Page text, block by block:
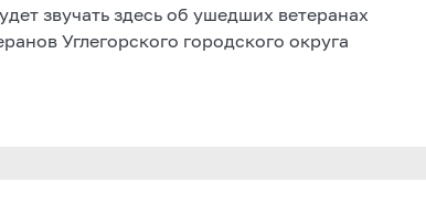
звучать здесь об ушедших ветеранах
Углегорского городского округа